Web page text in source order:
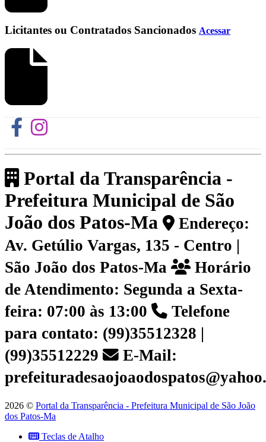
Licitantes ou Contratados Sancionados Acessar
Portal da Transparência -
Prefeitura Municipal de São
João dos Patos-Ma
Endereço:
Av. Getúlio Vargas, 135 - Centro |
São João dos Patos-Ma
Horário
de Atendimento: Segunda a Sexta-
feira: 07:00 às 13:00
Telefone
para contato: (99)35512328 |
(99)35512229
E-Mail:
2026 © Portal da Transparência - Prefeitura Municipal de São João
dos Patos-Ma
Teclas de Atalho